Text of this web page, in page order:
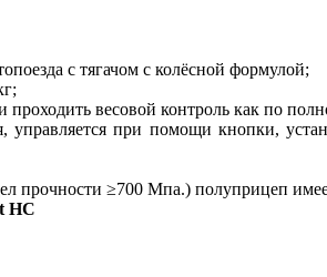
с тягачом с колёсной формулой;
весовой контроль как по
управляется при помощи кнопки,
прочности ≥700 Мпа.) полуприцеп
HC